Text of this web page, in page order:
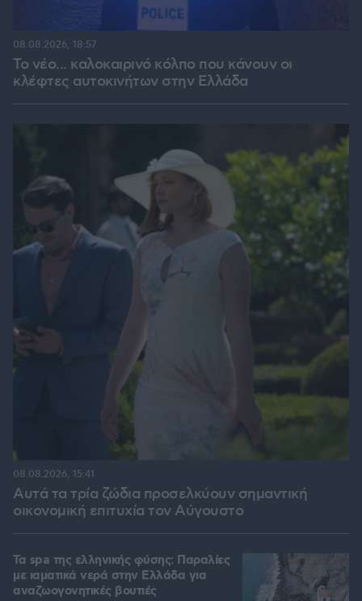
Το νέο... καλοκαιρινό κόλπο που κάνουν οι
κλέφτες αυτοκινήτων στην Ελλάδα
08.08.2026, 18:57
Αυτά τα τρία ζώδια προσελκύουν σημαντική
οικονομική επιτυχία τον Αύγουστο
08.08.2026, 15:41
Τα spa της ελληνικής φύσης: Παραλίες
με ιαματικά νερά στην Ελλάδα για
αναζωογονητικές βουτιές